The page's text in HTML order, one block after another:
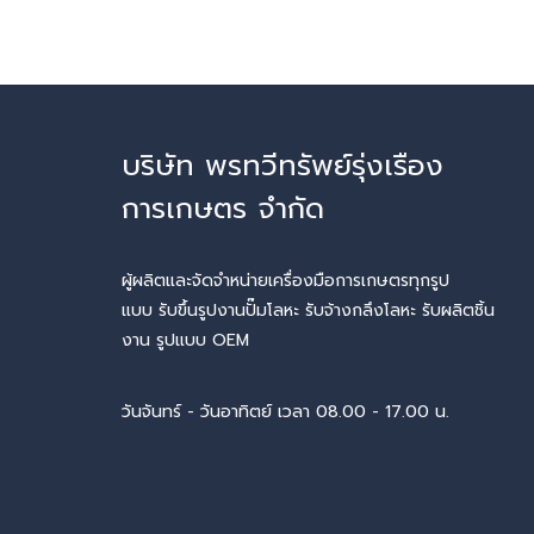
บริษัท พรทวีทรัพย์รุ่งเรือง
การเกษตร จำกัด
ผู้ผลิตและจัดจำหน่ายเครื่องมือการเกษตรทุกรูป
แบบ รับขึ้นรูปงานปั๊มโลหะ รับจ้างกลึงโลหะ รับผลิตชิ้น
งาน รูปแบบ OEM
วันจันทร์ - วันอาทิตย์ เวลา 08.00 - 17.00 น.